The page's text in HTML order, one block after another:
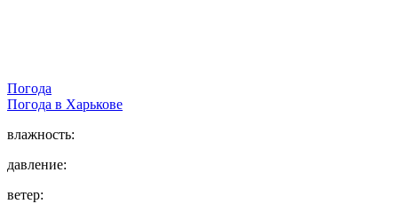
Погода
Погода в Харькове
влажность:
давление:
ветер: